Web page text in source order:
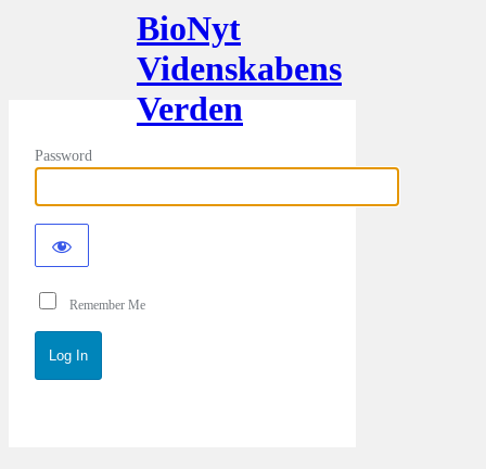
BioNyt
Videnskabens
Verden
Password
Remember Me